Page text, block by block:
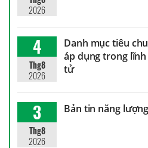
2026
4
Thg8
2026
Danh mục tiêu
áp dụng trong
tử
3
Thg8
2026
Bản tin năng